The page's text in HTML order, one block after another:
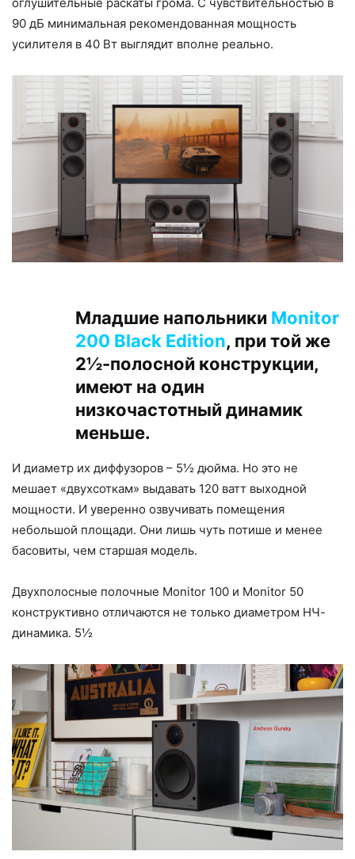
оглушительные раскаты грома. С чувствительностью в
90 дБ минимальная рекомендованная мощность
усилителя в 40 Вт выглядит вполне реально.
Младшие напольники Monitor
200 Black Edition, при той же
2½-полосной конструкции,
имеют на один
низкочастотный динамик
меньше.
И диаметр их диффузоров – 5½ дюйма. Но это не
мешает «двухсоткам» выдавать 120 ватт выходной
мощности. И уверенно озвучивать помещения
небольшой площади. Они лишь чуть потише и менее
басовиты, чем старшая модель.
Двухполосные полочные Monitor 100 и Monitor 50
конструктивно отличаются не только диаметром НЧ-
динамика. 5½